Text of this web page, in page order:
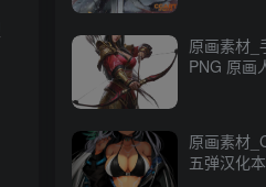
原画素材_
PNG 原画
原画素材
五弹汉化